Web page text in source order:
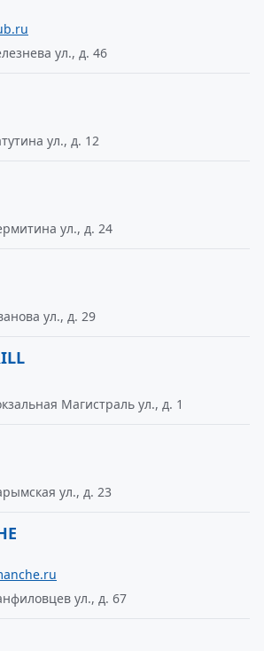
ул., д. 46
ул., д. 12
ул., д. 24
ул., д. 29
Магистраль ул., д. 1
ул., д. 23
ул., д. 67